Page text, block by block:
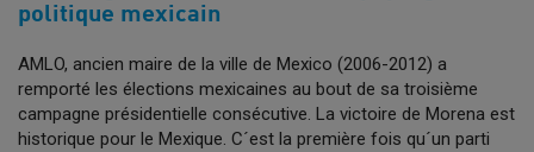
politique mexicain
AMLO, ancien maire de la ville de Mexico (2006-2012) a
remporté les élections mexicaines au bout de sa troisième
campagne présidentielle consécutive. La victoire de Morena est
historique pour le Mexique. C´est la première fois qu´un parti